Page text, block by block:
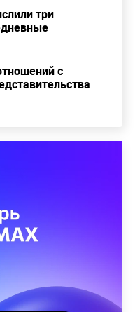
три
с